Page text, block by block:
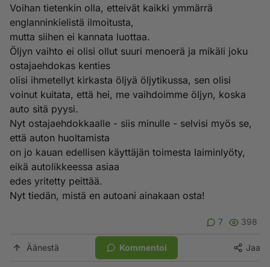
Voihan tietenkin olla, etteivät kaikki ymmärrä
englanninkielistä ilmoitusta,
mutta siihen ei kannata luottaa.
Öljyn vaihto ei olisi ollut suuri menoerä ja mikäli joku
ostajaehdokas kenties
olisi ihmetellyt kirkasta öljyä öljytikussa, sen olisi
voinut kuitata, että hei, me vaihdoimme öljyn, koska
auto sitä pyysi.
Nyt ostajaehdokkaalle - siis minulle - selvisi myös se,
että auton huoltamista
on jo kauan edellisen käyttäjän toimesta laiminlyöty,
eikä autolikkeessa asiaa
edes yritetty peittää.
Nyt tiedän, mistä en autoani ainakaan osta!
7 398
Äänestä Kommentoi Jaa